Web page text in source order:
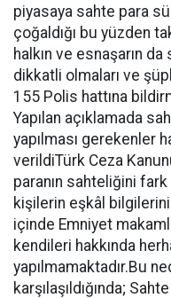
piyasaya sahte para
çoğaldığı bu yüzden
halkın ve esnaşarın
dikkatli olmaları ve
155 Polis hattına
Yapılan açıklamada
yapılması gerekenler
verildiTürk Ceza
paranın sahteliğini
kişilerin eşkâl
içinde Emniyet
kendileri hakkında
yapılmamaktadır.Bu
karşılaşıldığında;